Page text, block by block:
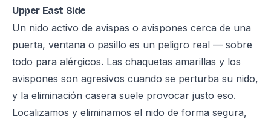
Upper East Side
Un nido activo de avispas o avispones cerca de una
puerta, ventana o pasillo es un peligro real — sobre
todo para alérgicos. Las chaquetas amarillas y los
avispones son agresivos cuando se perturba su nido,
y la eliminación casera suele provocar justo eso.
Localizamos y eliminamos el nido de forma segura,